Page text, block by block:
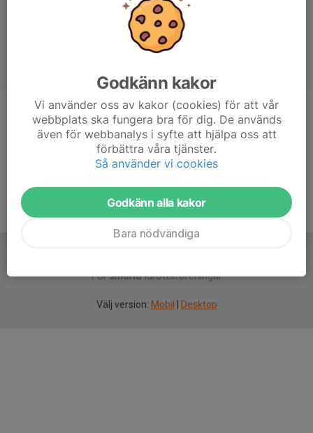
Position
-
Ålder
22 år
Försmartaidrottsföreningar
Välj version: Mobil Desktop
Godkänn kakor
Vi använder oss av kakor (cookies) för att vår
webbplats ska fungera bra för dig. De används
även för webbanalys i syfte att hjälpa oss att
förbättra våra tjänster.
Så använder vi cookies
Godkänn alla kakor
Bara nödvändiga